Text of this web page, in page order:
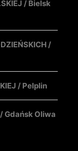
/ Bielsk
/
/ Pelplin
Gdańsk Oliwa